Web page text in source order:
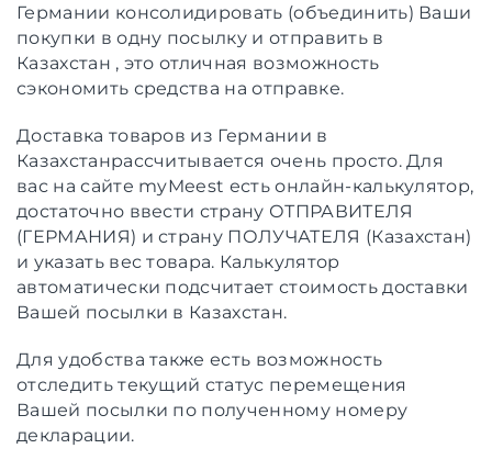
Германии консолидировать (объединить) Ваши
покупки в одну посылку и отправить в
Казахстан , это отличная возможность
сэкономить средства на отправке.
Доставка товаров из Германии в
Казахстанрассчитывается очень просто. Для
вас на сайте myMeest есть онлайн-калькулятор,
достаточно ввести страну ОТПРАВИТЕЛЯ
(ГЕРМАНИЯ) и страну ПОЛУЧАТЕЛЯ (Казахстан)
и указать вес товара. Калькулятор
автоматически подсчитает стоимость доставки
Вашей посылки в Казахстан.
Для удобства также есть возможность
отследить текущий статус перемещения
Вашей посылки по полученному номеру
декларации.